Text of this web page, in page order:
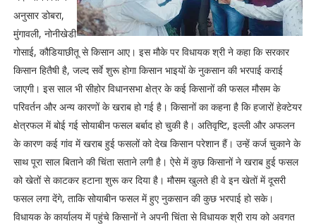
अनुसार डोबरा,
मुंगावली, नोनीखेडी
गोसाई, कौडियाछीतू से किसान आए। इस मौके पर विधायक श्री ने कहा कि सरकार
किसान हितैषी है, जल्द सर्वे शुरू होगा किसान भाइयों के नुकसान की भरपाई कराई
जाएगी। इस साल भी सीहोर विधानसभा क्षेत्र के कई किसानों की फसल मौसम के
परिवर्तन और अन्य कारणों के खराब हो गई है। किसानों का कहना है कि हजारों हेक्टेयर
क्षेत्रफल में बोई गई सोयाबीन फसल बर्बाद हो चुकी है। अतिवृष्टि, इल्ली और अफलन
के कारण कई गांव में खराब हुई फसलों को देख किसान परेशान हैं। उन्हें कर्ज चुकाने के
साथ पूरा साल बिताने की चिंता सताने लगी है। ऐसे में कुछ किसानों ने खराब हुई फसल
को खेतों से काटकर हटाना शुरू कर दिया है। मौसम खुलते ही वे इन खेतों में दूसरी
फसल लगा देंगे, ताकि सोयाबीन फसल में हुए नुकसान की कुछ भरपाई हो सके।
विधायक के कार्यालय में पहुंचे किसानों ने अपनी चिंता से विधायक श्री राय को अवगत